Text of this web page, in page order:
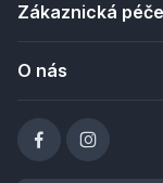
Zákaznická péče
O nás